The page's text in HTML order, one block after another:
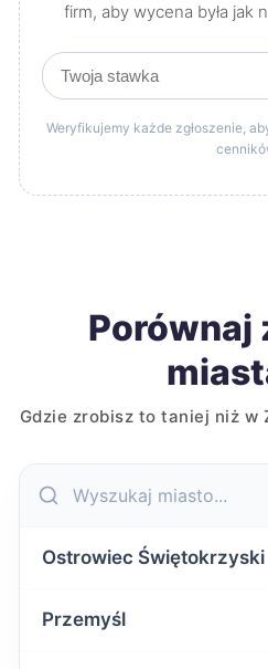
firm, aby wycena była jak
Weryfikujemy każde zgłoszenie,
Porównaj
Gdzie zrobisz to taniej niż w
Ostrowiec Świętokrzyski
Przemyśl